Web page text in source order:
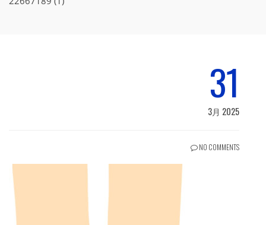
31
3月 2025
NO COMMENTS